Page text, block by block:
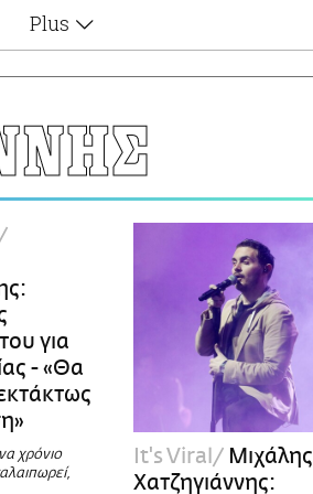
Plus
Αφιερώματα
Ζώδια
για
- «Θα
χρόνιο
It's Viral
Μιχάλης
Χατζηγιάννης: